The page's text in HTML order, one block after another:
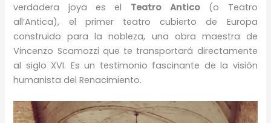
verdadera joya es el Teatro Antico(o Teatro
all’Antica), el primer teatro cubierto de Europa
construido para la nobleza, una obra maestra de
Vincenzo Scamozzi que te transportará directamente
al siglo XVI. Es un testimonio fascinante de la visión
humanista del Renacimiento.